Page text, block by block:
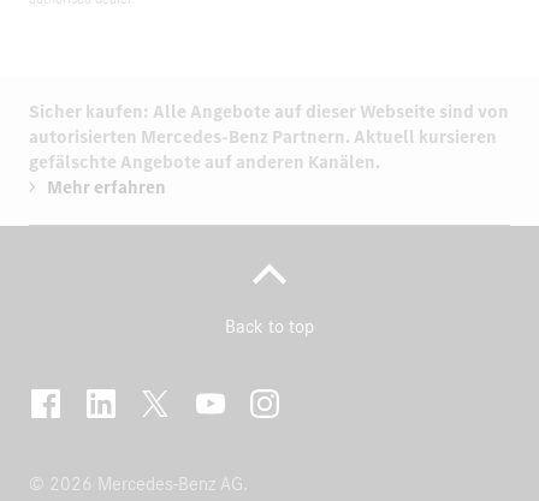
Sicher kaufen: Alle Angebote auf dieser Webseite sind von
autorisierten Mercedes-Benz Partnern. Aktuell kursieren
gefälschte Angebote auf anderen Kanälen.
Mehr erfahren
Back to top
© 2026 Mercedes-Benz AG.